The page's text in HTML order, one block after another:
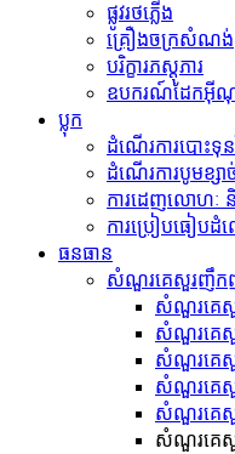
ផ្លូវរថភ្លើង
គ្រឿងចក្រសំណង់
បរិក្ខារភស្តុភារ
ឧបករណ៍ដែកអ៊ី
ប្លុក
ដំណើរការបោះទុ
ដំណើរការបូមខ្សា
ការដេញលោហៈ
ការប្រៀបធៀបដំណ
ធនធាន
សំណួរគេសួរញឹក
សំណួរគេសួ
សំណួរគេសួ
សំណួរគេសួ
សំណួរគេសួ
សំណួរគេសួ
សំណួរគេសួ